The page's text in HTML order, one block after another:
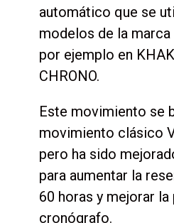
automático que se
modelos de la
por ejemplo en
CHRONO.
Este movimiento se
movimiento clásico
pero ha sido
para aumentar la
60 horas y mejorar
cronógrafo.